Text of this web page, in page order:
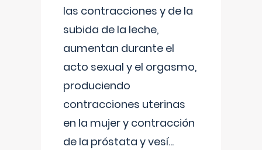
las contracciones y de la
subida de la leche,
aumentan durante el
acto sexual y el orgasmo,
produciendo
contracciones uterinas
en la mujer y contracción
de la próstata y vesí...